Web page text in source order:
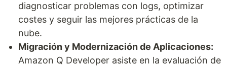
diagnosticar problemas con logs, optimizar
costes y seguir las mejores prácticas de la
nube.
Migración y Modernización de Aplicaciones:
Amazon Q Developer asiste en la evaluación de